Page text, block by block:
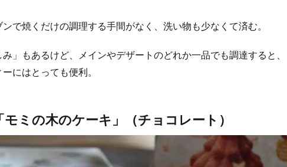
で焼くだけの調理する手間がなく、洗い物も少なくて済む。
」もあるけど、メインやデザートのどれか一品でも調達すると、
にはとっても便利。
ミの木のケーキ」 （チョコレート）